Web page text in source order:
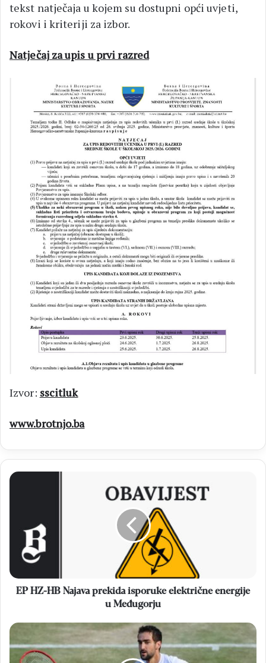
tekst natječaja u kojem su dostupni opći uvjeti,
rokovi i kriteriji za izbor.
Natječaj za upis u prvi razred
Izvor: sscitluk
www.brotnjo.ba
EP
prekida
isporuke
električne
energije
u
Međugorju
EP HZ-HB Najava prekida isporuke električne energije
u Međugorju
WIMBLEDON
Marin
Čilić